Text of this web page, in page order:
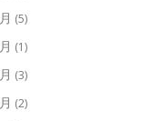
(5)
(1)
(3)
(2)